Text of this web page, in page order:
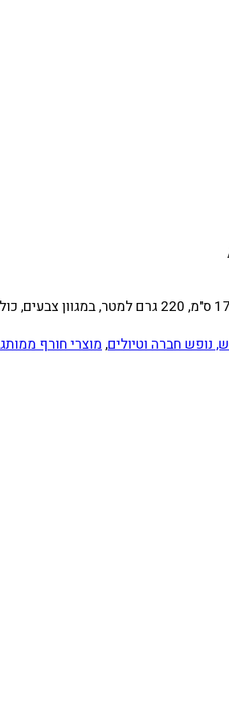
נופש חברה וטיולים,מוצרי חורף